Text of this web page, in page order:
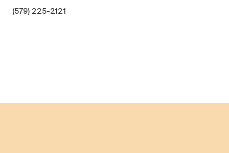
(579) 225-2121